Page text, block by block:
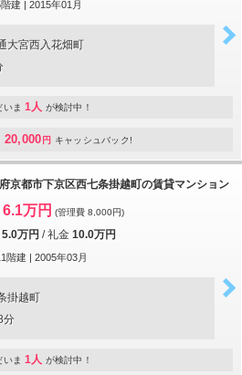
建 | 2015年01月
大宮西入花畑町
いま 1人 が検討中！
20,000 円 キャッシュバック!
京都市下京区西七条掛越町の賃貸マンション
6.1万円 (管理費 8,000円)
5.0万円 /礼金 10.0万円
階建 | 2005年03月
掛越町
分
いま 1人 が検討中！